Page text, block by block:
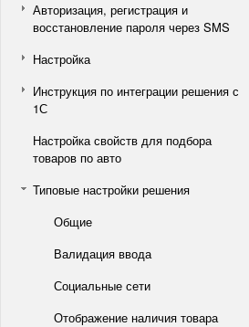
Авторизация, регистрация и
восстановление пароля через SMS
Настройка
Инструкция по интеграции решения с
1С
Настройка свойств для подбора
товаров по авто
Типовые настройки решения
Общие
Валидация ввода
Социальные сети
Отображение наличия товара